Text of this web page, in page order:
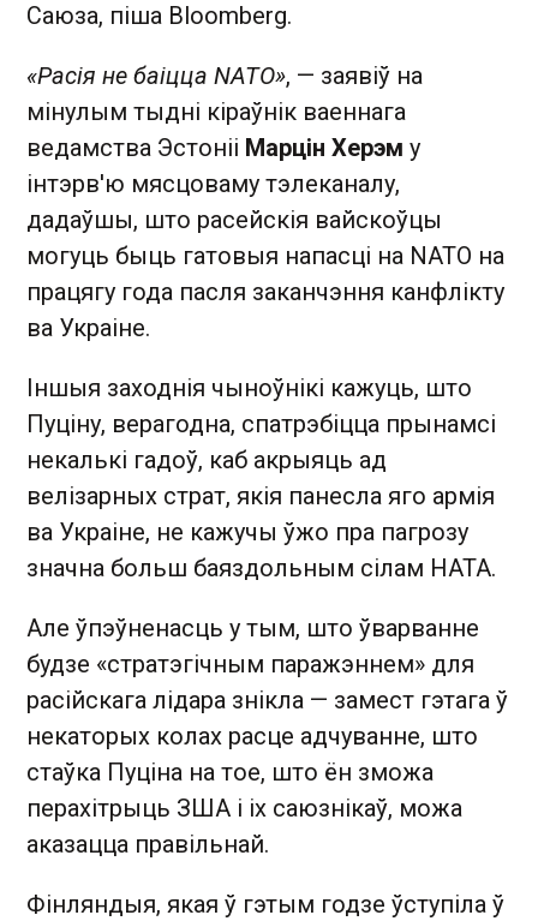
Саюза, піша Bloomberg.
«Расія не баіцца NATO», — заявіў на
мінулым тыдні кіраўнік ваеннага
ведамства Эстоніі Марцін Херэм у
інтэрв'ю мясцоваму тэлеканалу,
дадаўшы, што расейскія вайскоўцы
могуць быць гатовыя напасці на NATO на
працягу года пасля заканчэння канфлікту
ва Украіне.
Іншыя заходнія чыноўнікі кажуць, што
Пуціну, верагодна, спатрэбіцца прынамсі
некалькі гадоў, каб акрыяць ад
велізарных страт, якія панесла яго армія
ва Украіне, не кажучы ўжо пра пагрозу
значна больш баяздольным сілам НАТА.
Але ўпэўненасць у тым, што ўварванне
будзе «стратэгічным паражэннем» для
расійскага лідара знікла — замест гэтага ў
некаторых колах расце адчуванне, што
стаўка Пуціна на тое, што ён зможа
перахітрыць ЗША і іх саюзнікаў, можа
аказацца правільнай.
Фінляндыя, якая ў гэтым годзе ўступіла ў